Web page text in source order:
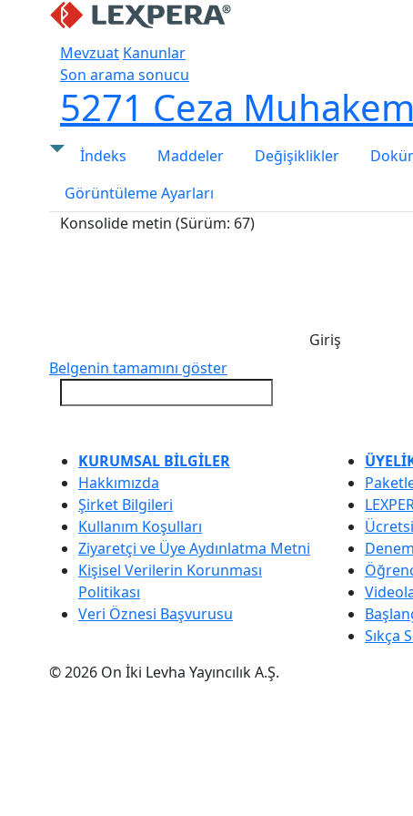
Mevzuat Kanunlar
Son arama sonucu
5271 Ceza
İndeks Maddeler Değişiklikler
Görüntüleme Ayarları
Konsolide metin (Sürüm: 67)
Giriş
Belgenin tamamını göster
KURUMSAL BİLGİLER
Hakkımızda
Şirket Bilgileri
Kullanım Koşulları
Ziyaretçi ve Üye Aydınlatma Metni
Kişisel Verilerin Korunması
Politikası
Veri Öznesi Başvurusu
Sıkça
© 2026 On İki Levha Yayıncılık A.Ş.